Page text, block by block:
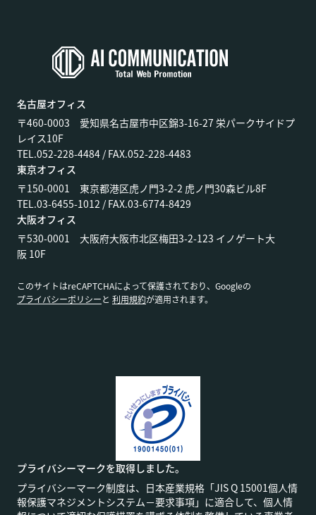
名古屋オフィス
〒460-0003 愛知県名古屋市中区錦3-16-27 栄パークサイドプ
レイス10F
TEL.052-228-4484 / FAX.052-228-4483
東京オフィス
〒150-0001 東京都港区虎ノ門3-2-2 虎ノ門30森ビル8F
TEL.03-6455-1012 / FAX.03-6774-8429
大阪オフィス
〒530-0001 大阪府大阪市北区梅田3-2-123 イノゲート大
阪 10F
このサイトはreCAPTCHAによって保護されており、Googleの
プライバシーポリシーと 利用規約が適用されます。
プライバシーマークを取得しました。
プライバシーマーク制度は、日本産業規格「JIS Q 15001個人情
報保護マネジメントシステム－要求事項」に適合して、個人情